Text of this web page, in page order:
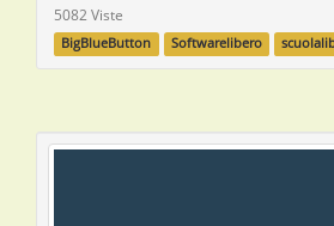
5082 Viste
BigBlueButton Softwarelibero